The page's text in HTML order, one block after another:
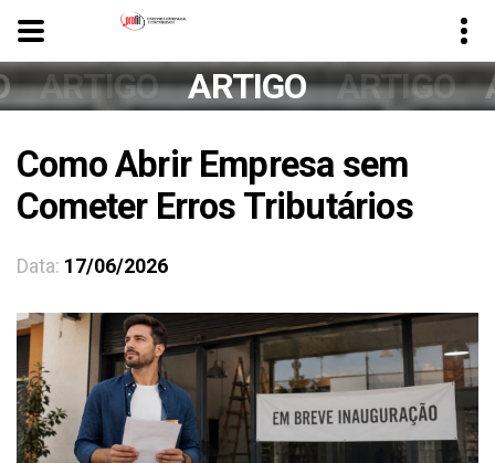
ARTIGO ARTIGO ARTIGO
Como Abrir Empresa sem
Cometer Erros Tributários
Data: 17/06/2026